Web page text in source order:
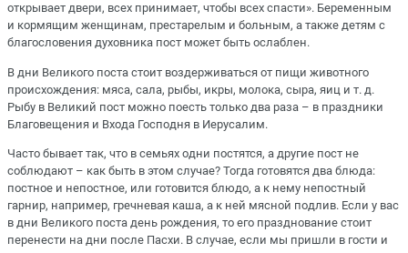
открывает двери, всех принимает, чтобы всех спасти». Беременным
и кормящим женщинам, престарелым и больным, а также детям с
благословения духовника пост может быть ослаблен.
В дни Великого поста стоит воздерживаться от пищи животного
происхождения: мяса, сала, рыбы, икры, молока, сыра, яиц и т. д.
Рыбу в Великий пост можно поесть только два раза – в праздники
Благовещения и Входа Господня в Иерусалим.
Часто бывает так, что в семьях одни постятся, а другие пост не
соблюдают – как быть в этом случае? Тогда готовятся два блюда:
постное и непостное, или готовится блюдо, а к нему непостный
гарнир, например, гречневая каша, а к ней мясной подлив. Если у вас
в дни Великого поста день рождения, то его празднование стоит
перенести на дни после Пасхи. В случае, если мы пришли в гости и